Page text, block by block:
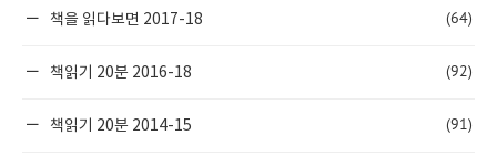
책을 읽다보면 2017-18 (64)
책읽기 20분 2016-18 (92)
책읽기 20분 2014-15 (91)